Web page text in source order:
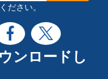
ださい。
ンロードし